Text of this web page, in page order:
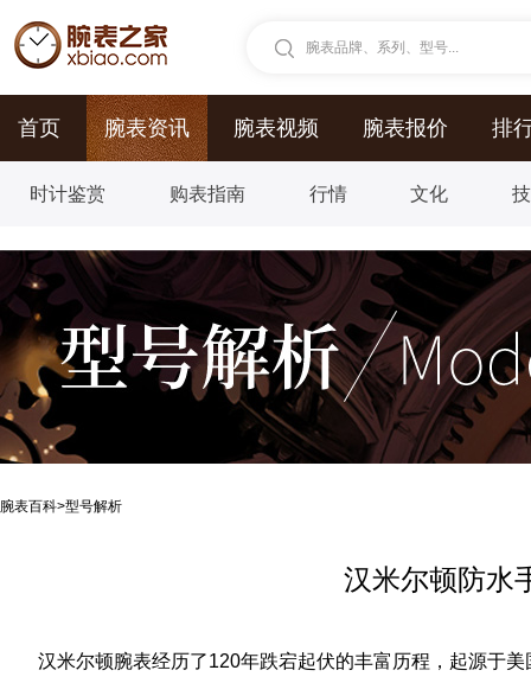
腕表品牌、系列、型号...
首页 腕表资讯 腕表视频 腕表报价 排
时计鉴赏 购表指南 行情 文化
腕表百科>型号解析
汉米尔顿防水
汉米尔顿腕表经历了120年跌宕起伏的丰富历程，起源于